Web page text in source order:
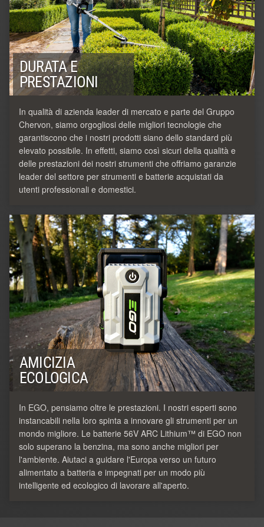
DURATA E
PRESTAZIONI
In qualità di azienda leader di mercato e parte del Gruppo
Chervon, siamo orgogliosi delle migliori tecnologie che
garantiscono che i nostri prodotti siano dello standard più
elevato possibile. In effetti, siamo così sicuri della qualità e
delle prestazioni dei nostri strumenti che offriamo garanzie
leader del settore per strumenti e batterie acquistati da
utenti professionali e domestici.
AMICIZIA
ECOLOGICA
In EGO, pensiamo oltre le prestazioni. I nostri esperti sono
instancabili nella loro spinta a innovare gli strumenti per un
mondo migliore. Le batterie 56V ARC Lithium™ di EGO non
solo superano la benzina, ma sono anche migliori per
l'ambiente. Aiutaci a guidare l'Europa verso un futuro
alimentato a batteria e impegnati per un modo più
intelligente ed ecologico di lavorare all'aperto.